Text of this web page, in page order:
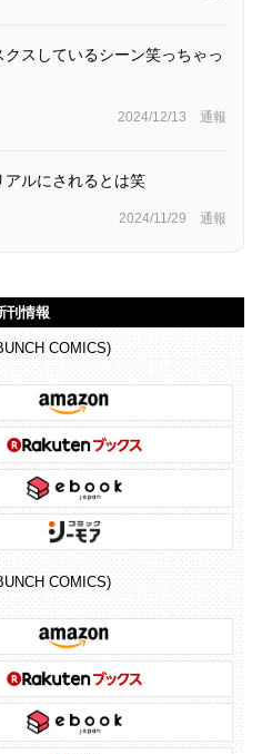
スしているシーン笑っちゃっ
2024/12/13 通報
ルにされるとは笑
2024/11/29 通報
刊情報
COMICS)
COMICS)